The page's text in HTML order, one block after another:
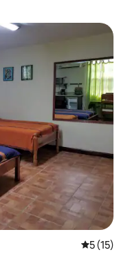
5 (15)